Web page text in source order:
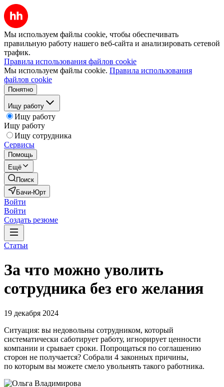
Мы используем файлы cookie, чтобы обеспечивать
правильную работу нашего веб-сайта и анализировать сетевой
трафик.
Правила использования файлов cookie
Мы используем файлы cookie. Правила использования
файлов cookie
Понятно
Ищу работу
Ищу работу
Ищу работу
Ищу сотрудника
Сервисы
Помощь
Ещё
Поиск
Бачи-Юрт
Войти
Войти
Создать резюме
Статьи
За что можно уволить
сотрудника без его желания
19 декабря 2024
Ситуация: вы недовольны сотрудником, который
систематически саботирует работу, игнорирует ценности
компании и срывает сроки. Попрощаться по соглашению
сторон не получается? Собрали 4 законных причины,
по которым вы можете смело увольнять такого работника.